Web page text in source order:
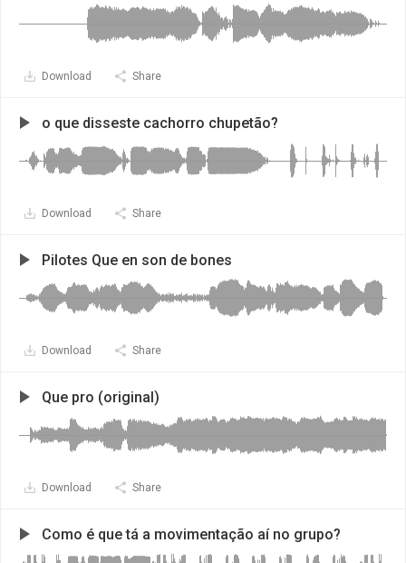
Download Share
o que disseste cachorro chupetão?
Download Share
Pilotes Que en son de bones
Download Share
Que pro (original)
Download Share
Como é que tá a movimentação aí no grupo?